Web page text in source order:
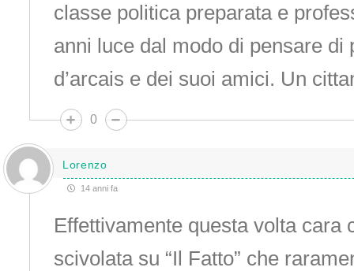
classe politica preparata e
anni luce dal modo di pensare di
d’arcais e dei suoi amici. Un
0
Lorenzo
14 anni fa
Effettivamente questa volta cara
scivolata su “Il Fatto” che